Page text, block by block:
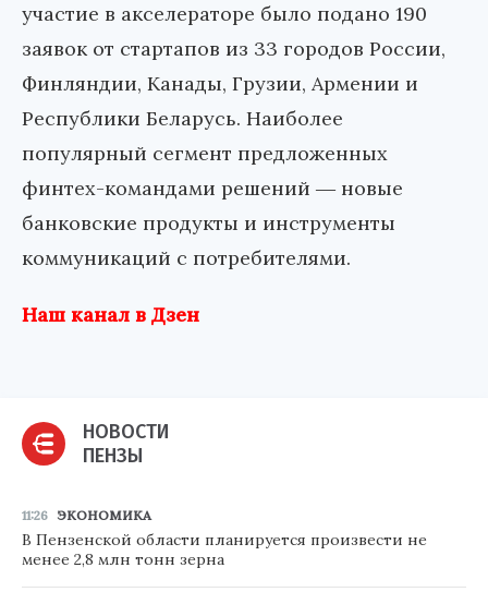
участие в акселераторе было подано 190
заявок от стартапов из 33 городов России,
Финляндии, Канады, Грузии, Армении и
Республики Беларусь. Наиболее
популярный сегмент предложенных
финтех-командами решений ― новые
банковские продукты и инструменты
коммуникаций с потребителями.
Наш канал в Дзен
НОВОСТИ
ПЕНЗЫ
11:26 ЭКОНОМИКА
В Пензенской области планируется произвести не
менее 2,8 млн тонн зерна